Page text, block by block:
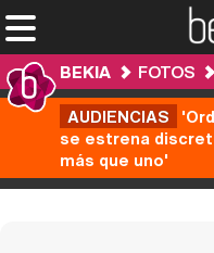
BEKIA FOTOS
AUDIENCIAS
se estrena
más que uno'